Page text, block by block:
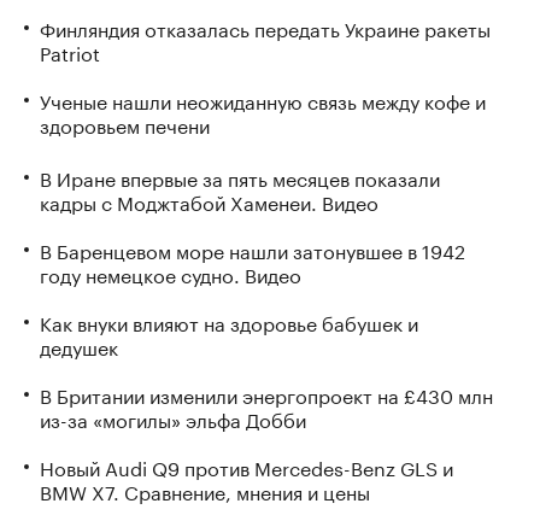
Финляндия отказалась передать Украине ракеты
Patriot
Ученые нашли неожиданную связь между кофе и
здоровьем печени
В Иране впервые за пять месяцев показали
кадры с Моджтабой Хаменеи. Видео
В Баренцевом море нашли затонувшее в 1942
году немецкое судно. Видео
Как внуки влияют на здоровье бабушек и
дедушек
В Британии изменили энергопроект на £430 млн
из-за «могилы» эльфа Добби
Новый Audi Q9 против Mercedes-Benz GLS и
BMW X7. Сравнение, мнения и цены